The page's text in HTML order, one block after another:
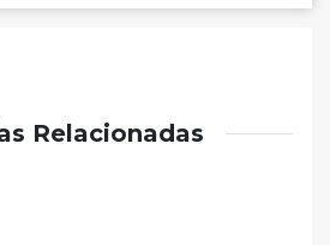
Relacionadas